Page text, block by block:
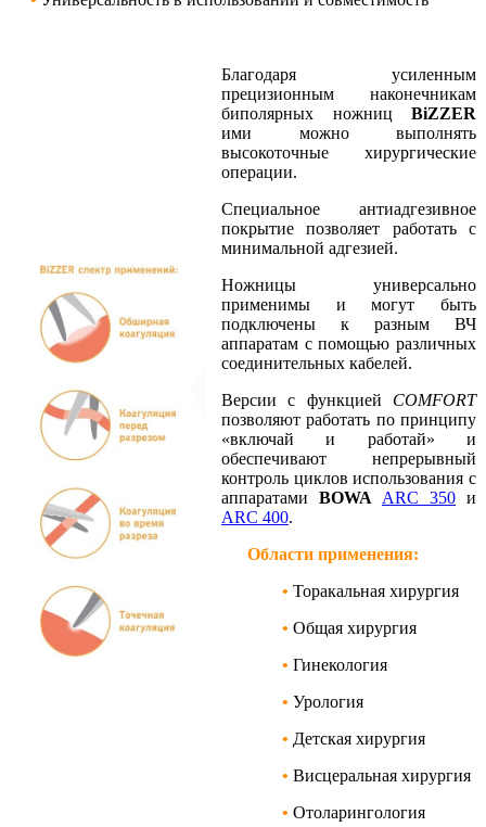
Благодаря усиленным
прецизионным наконечникам
биполярных ножниц BiZZER
ими можно выполнять
высокоточные хирургические
операции.
Специальное антиадгезивное
покрытие позволяет работать с
минимальной адгезией.
Ножницы универсально
применимы и могут быть
подключены к разным ВЧ
аппаратам с помощью различных
соединительных кабелей.
Версии с функцией COMFORT
позволяют работать по принципу
«включай и работай» и
обеспечивают непрерывный
контроль циклов использования с
аппаратами BOWA ARC 350 и
ARC 400.
Области применения:
• Торакальная хирургия
• Общая хирургия
• Гинекология
• Урология
• Детская хирургия
• Висцеральная хирургия
• Отоларингология